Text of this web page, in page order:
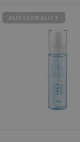
AUSVERKAUFT